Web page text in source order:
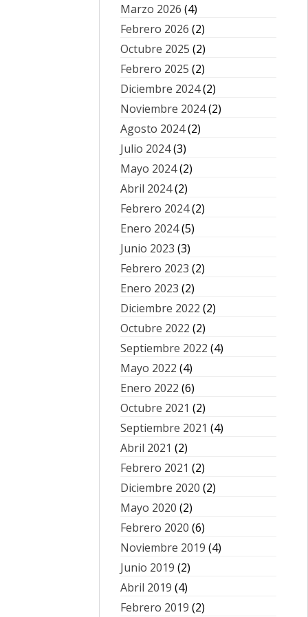
Marzo 2026 (4)
Febrero 2026 (2)
Octubre 2025 (2)
Febrero 2025 (2)
Diciembre 2024(2)
Noviembre 2024(2)
Agosto 2024(2)
Julio 2024(3)
Mayo 2024(2)
Abril 2024(2)
Febrero 2024(2)
Enero 2024(5)
Junio 2023 (3)
Febrero 2023 (2)
Enero 2023 (2)
Diciembre 2022 (2)
Octubre 2022 (2)
Septiembre 2022 (4)
Mayo 2022 (4)
Enero 2022 (6)
Octubre 2021 (2)
Septiembre 2021 (4)
Abril 2021 (2)
Febrero 2021 (2)
Diciembre 2020 (2)
Mayo 2020 (2)
Febrero 2020 (6)
Noviembre 2019 (4)
Junio 2019 (2)
Abril 2019 (4)
Febrero 2019 (2)